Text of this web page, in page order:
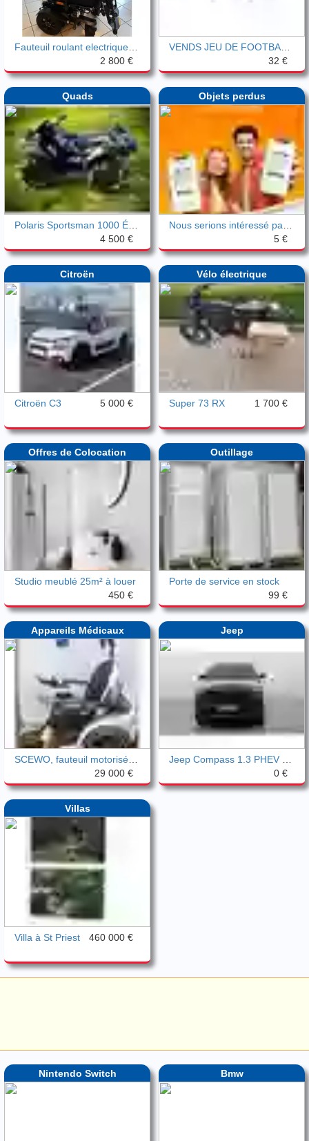
2 800 €
32 €
Quads
4 500 €
Objets perdus
5 €
Citroën
Citroën C3 5 000 €
Vélo électrique
Super 73 RX 1 700 €
Offres de Colocation
Studio meublé 25m² à louer
450 €
Outillage
Porte de service en stock
99 €
Appareils Médicaux
29 000 €
Jeep
0 €
Villas
Villa à St Priest 460 000 €
Nintendo Switch Bmw